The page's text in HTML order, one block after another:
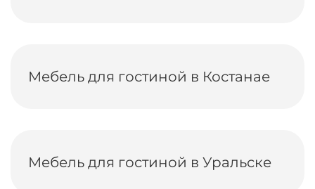
Мебель для гостиной в Костанае
Мебель для гостиной в Уральске